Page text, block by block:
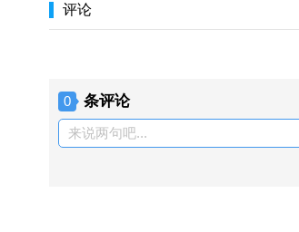
评论
0 条评论
来说两句吧...